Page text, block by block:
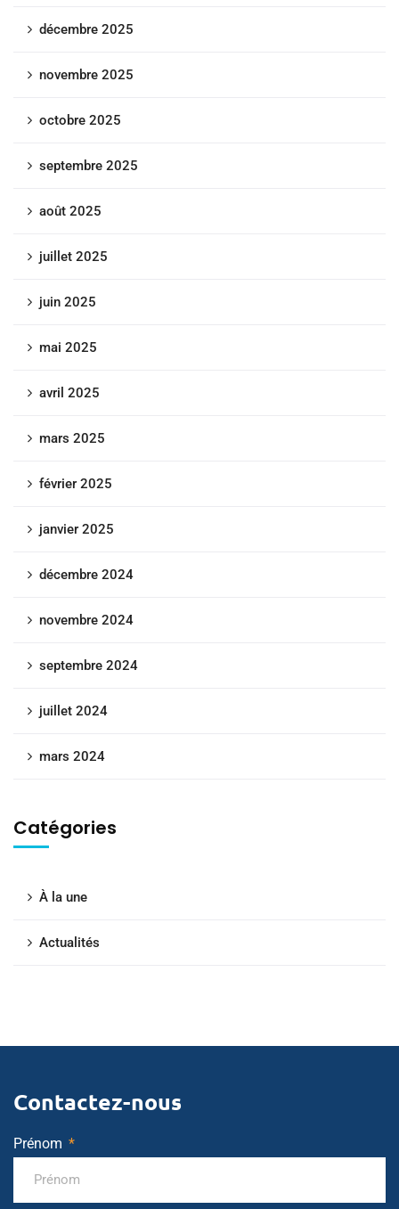
décembre 2025
novembre 2025
octobre 2025
septembre 2025
août 2025
juillet 2025
juin 2025
mai 2025
avril 2025
mars 2025
février 2025
janvier 2025
décembre 2024
novembre 2024
septembre 2024
juillet 2024
mars 2024
Catégories
À la une
Actualités
Contactez-nous
Prénom